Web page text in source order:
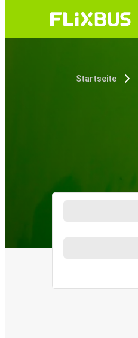
Startseite